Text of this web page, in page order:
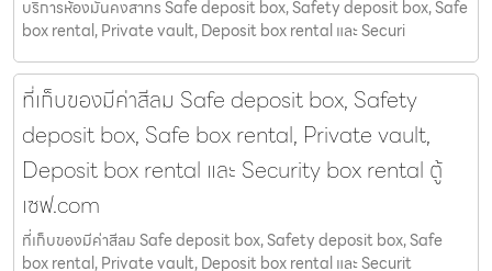
บริการห้องมั่นคงสาทร Safe deposit box, Safety deposit box, Safe
box rental, Private vault, Deposit box rental และ Securi
ที่เก็บของมีค่าสีลม Safe deposit box, Safety
deposit box, Safe box rental, Private vault,
Deposit box rental และ Security box rental ตู้
เซฟ.com
ที่เก็บของมีค่าสีลม Safe deposit box, Safety deposit box, Safe
box rental, Private vault, Deposit box rental และ Securit